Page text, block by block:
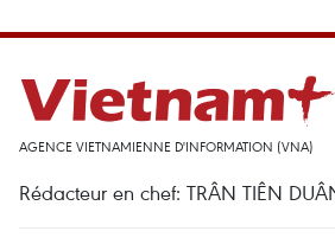
AGENCE VIETNAMIENNE D'INFORMATION (VNA)
Rédacteur en chef: TRÂN TIÊN